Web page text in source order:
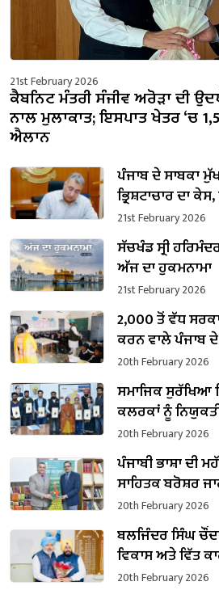
21st February 2026
ਕੈਬਨਿਟ ਮੰਤਰੀ ਸੰਜੀਵ ਅਰੋੜਾ ਦੀ
ਨਾਲ ਮੁਲਾਕਾਤ; ਇਸਪਾਤ ਖੇਤਰ ‘ਚ
ਐਲਾਨ
ਪੰਜਾਬ ਦੇ ਸਾਬਕਾ
ਭ੍ਰਿਸ਼ਟਾਚਾਰ ਦਾ
ਪ੍ਰਵਾਨਗੀ
21st February 2026
ਸੱਚਖੰਡ ਸ੍ਰੀ
ਅੱਜ ਦਾ ਹੁਕਮਨਾਮਾ
21st February 2026
2,000 ਤੋਂ ਵੱਧ
ਕਰਨ ਵਾਲੇ ਪੰਜਾਬ
ਹਰਜੋਤ ਸਿੰਘ ਬੈਂਸ
20th February 2026
ਸਮਾਜਿਕ ਸੁਰੱਖਿਆ
ਕਲਰਕਾਂ ਨੂੰ
20th February 2026
ਪੰਜਾਬੀ ਭਾਸ਼ਾ ਦੀ
ਸਾਹਿਤਕ ਬਰੋਸ਼ਰ
20th February 2026
ਬਲਜਿੰਦਰ ਸਿੰਘ
ਵਿਕਾਸ ਅਤੇ ਵਿੱਤ
ਸੰਭਾਲਿਆ ਕਾਰਜਭਾਰ
20th February 2026